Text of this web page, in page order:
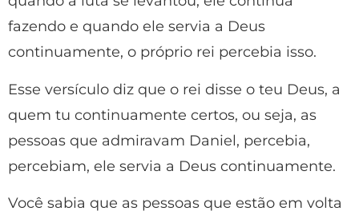
fazendo e quando ele servia a Deus
continuamente, o próprio rei percebia isso.
Esse versículo diz que o rei disse o teu Deus, a
quem tu continuamente certos, ou seja, as
pessoas que admiravam Daniel, percebia,
percebiam, ele servia a Deus continuamente.
Você sabia que as pessoas que estão em volta